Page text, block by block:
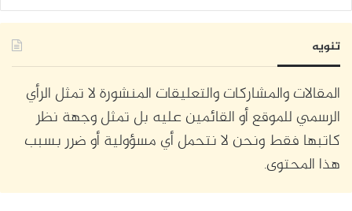
تنويه
المقالات والمشاركات والتعليقات المنشورة لا تمثل الرأي
الرسمي للموقع أو القائمين عليه بل تمثل وجهة نظر
كاتبها فقط ونحن لا نتحمل أي مسؤولية أو ضرر بسبب
هذا المحتوى.